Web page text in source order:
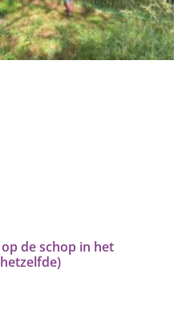
de schop in het